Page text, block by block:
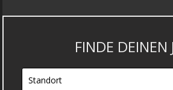
FINDE DEINEN
Standort